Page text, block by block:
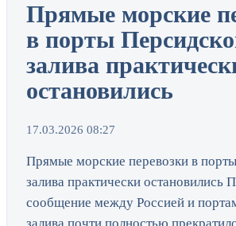
Прямые морские
в порты
залива
остановились
17.03.2026 08:27
Прямые морские перевозки в
залива практически остановились
сообщение между Россией и